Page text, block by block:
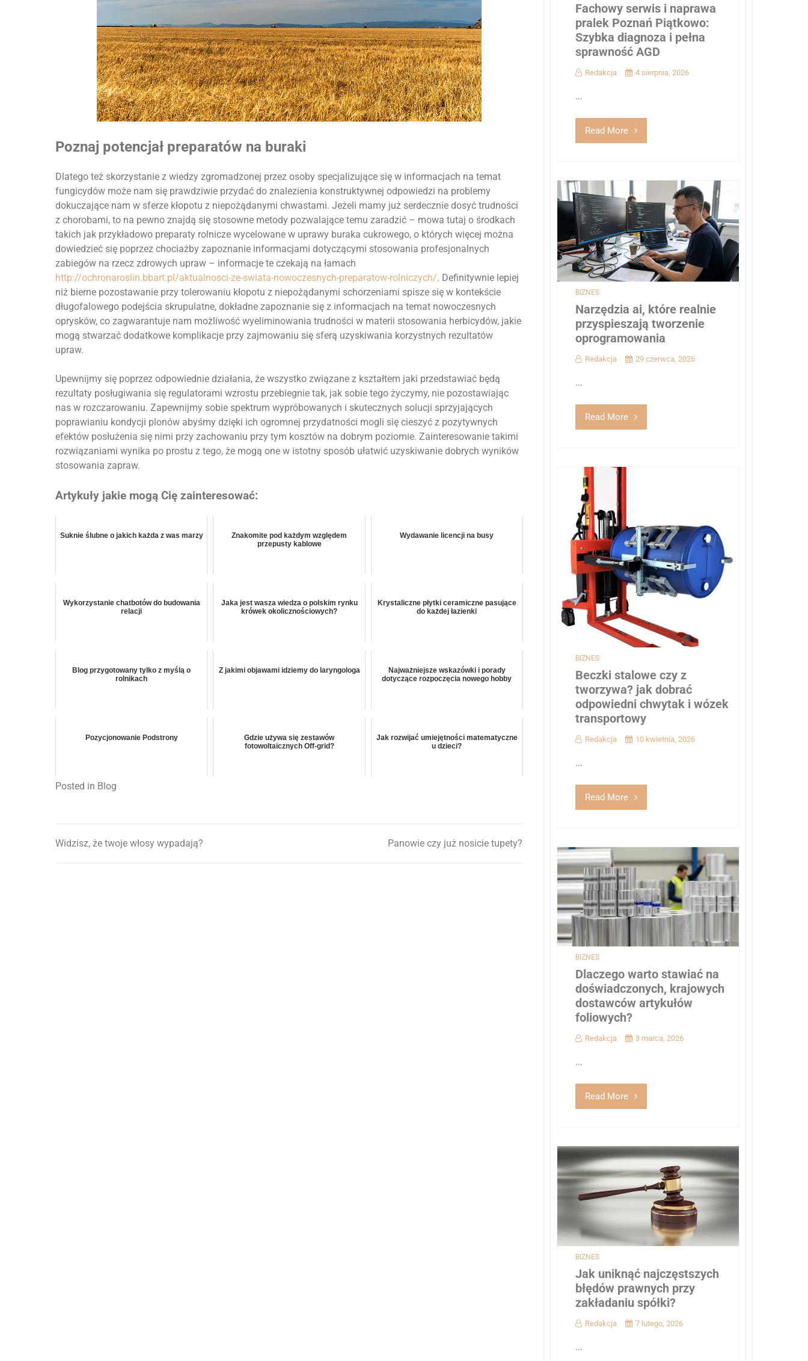
Poznaj potencjał preparatów na buraki
Dlatego też skorzystanie z wiedzy zgromadzonej przez osoby specjalizujące się w informacjach na temat
fungicydów może nam się prawdziwie przydać do znalezienia konstruktywnej odpowiedzi na problemy
dokuczające nam w sferze kłopotu z niepożądanymi chwastami. Jeżeli mamy już serdecznie dosyć trudności
z chorobami, to na pewno znajdą się stosowne metody pozwalające temu zaradzić – mowa tutaj o środkach
takich jak przykładowo preparaty rolnicze wycelowane w uprawy buraka cukrowego, o których więcej można
dowiedzieć się poprzez chociażby zapoznanie informacjami dotyczącymi stosowania profesjonalnych
zabiegów na rzecz zdrowych upraw – informacje te czekają na łamach
http://ochronaroslin.bbart.pl/aktualnosci-ze-swiata-nowoczesnych-preparatow-rolniczych/. Definitywnie lepiej
niż bierne pozostawanie przy tolerowaniu kłopotu z niepożądanymi schorzeniami spisze się w kontekście
długofalowego podejścia skrupulatne, dokładne zapoznanie się z informacjach na temat nowoczesnych
oprysków, co zagwarantuje nam możliwość wyeliminowania trudności w materii stosowania herbicydów, jakie
mogą stwarzać dodatkowe komplikacje przy zajmowaniu się sferą uzyskiwania korzystnych rezultatów
upraw.
Upewnijmy się poprzez odpowiednie działania, że wszystko związane z kształtem jaki przedstawiać będą
rezultaty posługiwania się regulatorami wzrostu przebiegnie tak, jak sobie tego życzymy, nie pozostawiając
nas w rozczarowaniu. Zapewnijmy sobie spektrum wypróbowanych i skutecznych solucji sprzyjających
poprawianiu kondycji plonów abyśmy dzięki ich ogromnej przydatności mogli się cieszyć z pozytywnych
efektów posłużenia się nimi przy zachowaniu przy tym kosztów na dobrym poziomie. Zainteresowanie takimi
rozwiązaniami wynika po prostu z tego, że mogą one w istotny sposób ułatwić uzyskiwanie dobrych wyników
stosowania zapraw.
Artykuły jakie mogą Cię zainteresować:
Suknie ślubne o jakich każda z was marzy
Znakomite pod każdym względem
przepusty kablowe
Wydawanie licencji na busy
Wykorzystanie chatbotów do budowania
relacji
Jaka jest wasza wiedza o polskim rynku
krówek okolicznościowych?
Krystaliczne płytki ceramiczne pasujące
do każdej łazienki
Blog przygotowany tylko z myślą o
rolnikach
Z jakimi objawami idziemy do laryngologa
Najważniejsze wskazówki i porady
dotyczące rozpoczęcia nowego hobby
Pozycjonowanie Podstrony
Gdzie używa się zestawów
fotowoltaicznych Off-grid?
Jak rozwijać umiejętności matematyczne
u dzieci?
Posted in Blog
Nawigacja
Widzisz, że twoje włosy wypadają? Panowie czy już nosicie tupety?
Fachowy serwis i naprawa
pralek Poznań Piątkowo:
Szybka diagnoza i pełna
sprawność AGD
Redakcja 4 sierpnia, 2026
...
Read More
BIZNES
Narzędzia ai, które realnie
przyspieszają tworzenie
oprogramowania
Redakcja 29 czerwca, 2026
...
Read More
BIZNES
Beczki stalowe czy z
tworzywa? jak dobrać
odpowiedni chwytak i wózek
transportowy
Redakcja 10 kwietnia, 2026
...
Read More
BIZNES
Dlaczego warto stawiać na
doświadczonych, krajowych
dostawców artykułów
foliowych?
Redakcja 3 marca, 2026
...
Read More
BIZNES
Jak uniknąć najczęstszych
błędów prawnych przy
zakładaniu spółki?
Redakcja 7 lutego, 2026
...